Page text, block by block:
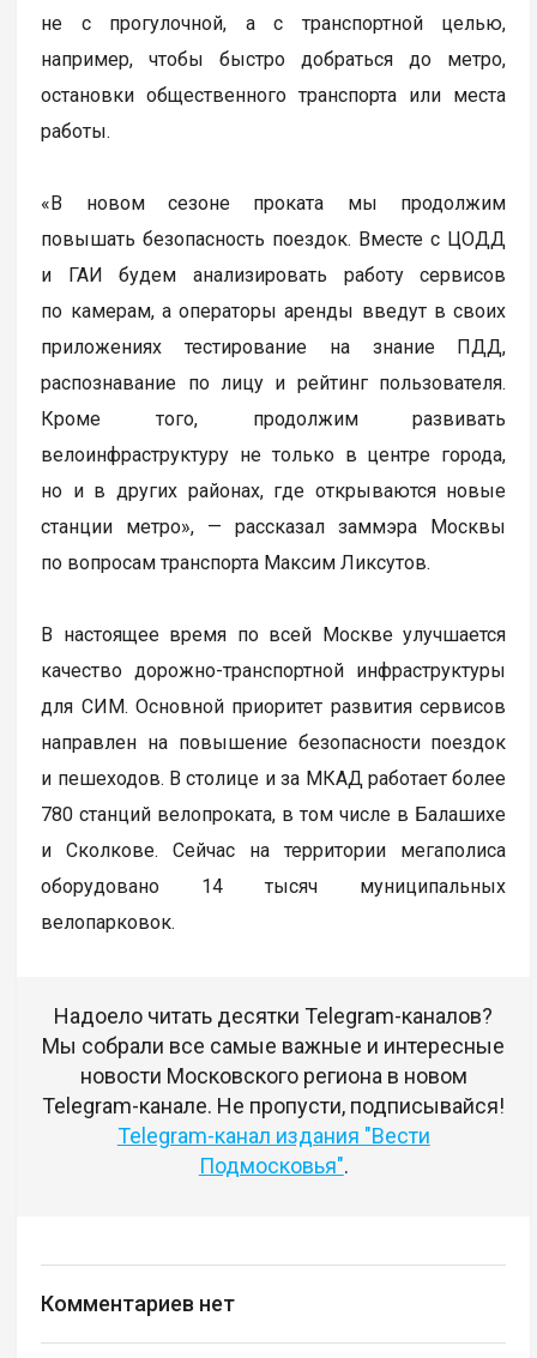
не с прогулочной, а с транспортной целью,
например, чтобы быстро добраться до метро,
остановки общественного транспорта или места
работы.
«В новом сезоне проката мы продолжим
повышать безопасность поездок. Вместе с ЦОДД
и ГАИ будем анализировать работу сервисов
по камерам, а операторы аренды введут в своих
приложениях тестирование на знание ПДД,
распознавание по лицу и рейтинг пользователя.
Кроме того, продолжим развивать
велоинфраструктуру не только в центре города,
но и в других районах, где открываются новые
станции метро», — рассказал заммэра Москвы
по вопросам транспорта Максим Ликсутов.
В настоящее время по всей Москве улучшается
качество дорожно-транспортной инфраструктуры
для СИМ. Основной приоритет развития сервисов
направлен на повышение безопасности поездок
и пешеходов. В столице и за МКАД работает более
780 станций велопроката, в том числе в Балашихе
и Сколкове. Сейчас на территории мегаполиса
оборудовано 14 тысяч муниципальных
велопарковок.
Надоело читать десятки Telegram-каналов?
Мы собрали все самые важные и интересные
новости Московского региона в новом
Telegram-канале. Не пропусти, подписывайся!
Telegram-канал издания "Вести
Подмосковья".
Комментариев нет